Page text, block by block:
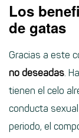
Los
de gatas
Gracias a este
no deseadas.
tienen el celo
conducta
periodo, el